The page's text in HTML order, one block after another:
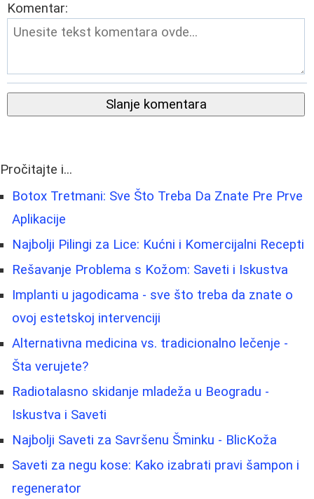
Komentar:
Slanje komentara
Pročitajte i...
Botox Tretmani: Sve Što Treba Da Znate Pre Prve
Aplikacije
Najbolji Pilingi za Lice: Kućni i Komercijalni Recepti
Rešavanje Problema s Kožom: Saveti i Iskustva
Implanti u jagodicama - sve što treba da znate o
ovoj estetskoj intervenciji
Alternativna medicina vs. tradicionalno lečenje -
Šta verujete?
Radiotalasno skidanje mladeža u Beogradu -
Iskustva i Saveti
Najbolji Saveti za Savršenu Šminku - BlicKoža
Saveti za negu kose: Kako izabrati pravi šampon i
regenerator